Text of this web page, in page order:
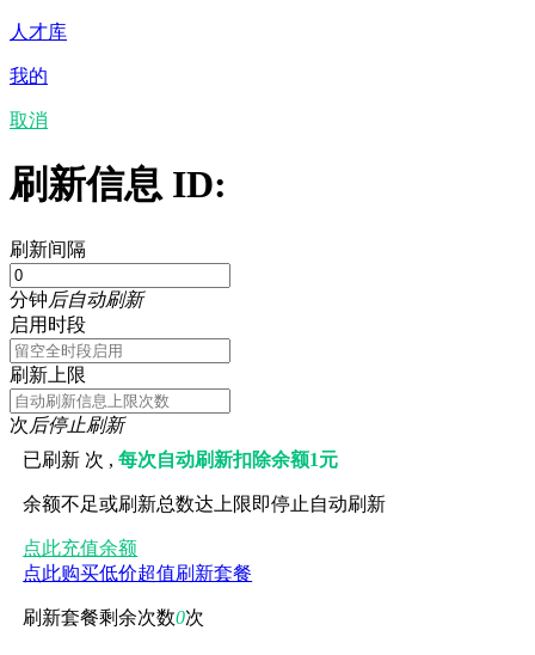
人才库
我的
取消
刷新信息 ID:
刷新间隔
分钟后自动刷新
启用时段
刷新上限
次后停止刷新
已刷新 次 ,每次自动刷新扣除余额1元
余额不足或刷新总数达上限即停止自动刷新
点此充值余额
点此购买低价超值刷新套餐
刷新套餐剩余次数0次